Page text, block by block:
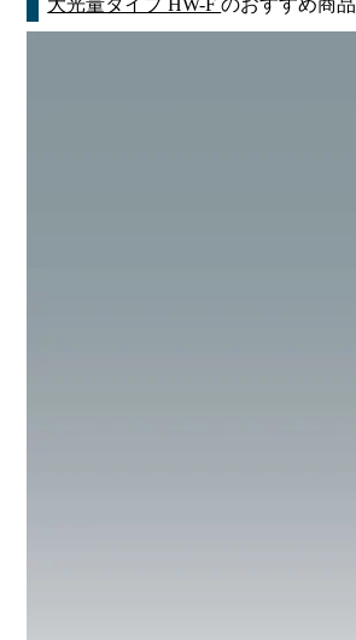
大光量タイプ HW-Fのおすすめ商品